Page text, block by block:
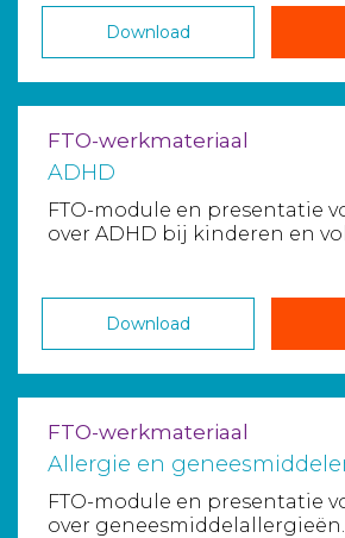
Download
FTO-werkmateriaal
ADHD
FTO-module en presentatie
over ADHD bij kinderen en
Download
FTO-werkmateriaal
Allergie en
FTO-module en presentatie
over geneesmiddelallergieën.